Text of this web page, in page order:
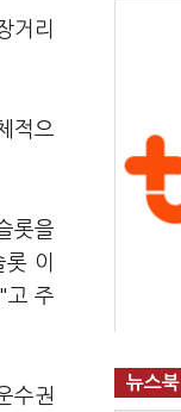
거리
적으
롯을
이
고 주
수권
뉴스북